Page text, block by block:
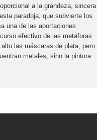
a la grandeza, sincera
paradoja, que subvierte los
una de las aportaciones
efectivo de las metáforas
las máscaras de plata, pero
metales, sino la pintura